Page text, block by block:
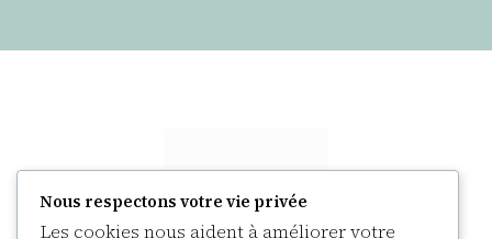
Nous respectons votre vie privée
Les cookies nous aident à améliorer votre